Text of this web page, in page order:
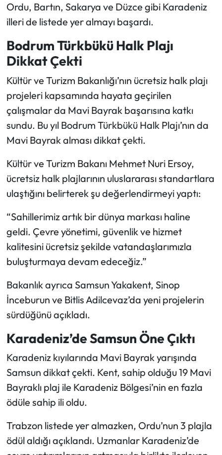
Ordu, Bartın, Sakarya ve Düzce gibi Karadeniz
illeri de listede yer almayı başardı.
Bodrum Türkbükü Halk Plajı
Dikkat Çekti
Kültür ve Turizm Bakanlığı’nın ücretsiz halk plajı
projeleri kapsamında hayata geçirilen
çalışmalar da Mavi Bayrak başarısına katkı
sundu. Bu yıl Bodrum Türkbükü Halk Plajı’nın da
Mavi Bayrak alması dikkat çekti.
Kültür ve Turizm Bakanı Mehmet Nuri Ersoy,
ücretsiz halk plajlarının uluslararası standartlara
ulaştığını belirterek şu değerlendirmeyi yaptı:
“Sahillerimiz artık bir dünya markası haline
geldi. Çevre yönetimi, güvenlik ve hizmet
kalitesini ücretsiz şekilde vatandaşlarımızla
buluşturmaya devam edeceğiz.”
Bakanlık ayrıca Samsun Yakakent, Sinop
İnceburun ve Bitlis Adilcevaz’da yeni projelerin
sürdüğünü açıkladı.
Karadeniz’de Samsun Öne Çıktı
Karadeniz kıyılarında Mavi Bayrak yarışında
Samsun dikkat çekti. Kent, sahip olduğu 19 Mavi
Bayraklı plaj ile Karadeniz Bölgesi’nin en fazla
ödüle sahip ili oldu.
Trabzon listede yer almazken, Ordu’nun 3 plajla
ödül aldığı açıklandı. Uzmanlar Karadeniz’de